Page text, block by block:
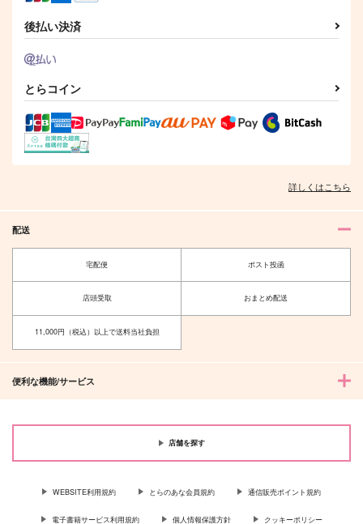
後払い決済
とらコイン
詳しくはこちら
配送
宅配便 ポスト投函
店頭受取 おまとめ配送
11,000円（税込）以上で送料当社負担
便利な機能/サービス
店舗を探す
WEBSITE利用規約 とらのあな会員規約 通信販売ポイント規約
電子書籍サービス利用規約 個人情報保護方針 クッキーポリシー